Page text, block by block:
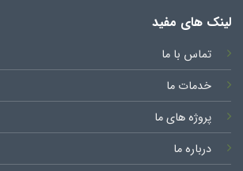
لینک های مفید
تماس با ما
خدمات ما
پروژه های ما
درباره ما